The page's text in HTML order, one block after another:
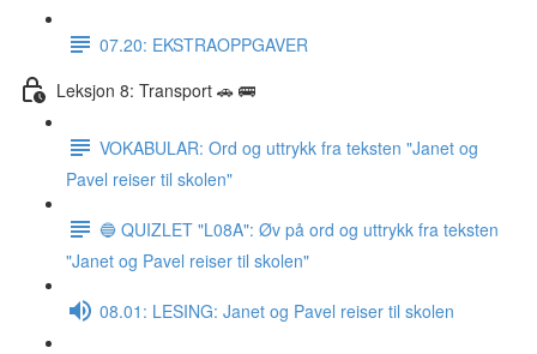
07.20: EKSTRAOPPGAVER
Leksjon 8: Transport 🚗 🚌
VOKABULAR: Ord og uttrykk fra teksten "Janet og
Pavel reiser til skolen"
🔵 QUIZLET "L08A": Øv på ord og uttrykk fra teksten
"Janet og Pavel reiser til skolen"
08.01: LESING: Janet og Pavel reiser til skolen